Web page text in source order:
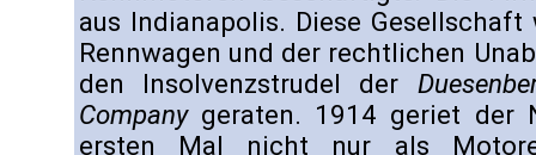
aus Indianapolis. Diese
Rennwagen und der rechtlichen
den Insolvenzstrudel der
Companygeraten. 1914 geriet der
ersten Mal nicht nur als